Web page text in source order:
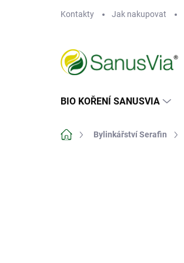
Kontakty Jak nakupovat
BIO KOŘENÍ SANUSVIA
Domů Bylinkářství Serafin